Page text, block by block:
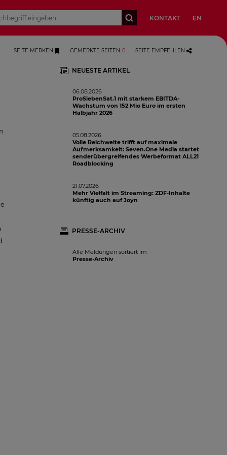
KONTAKT EN
SEITE MERKEN GEMERKTE SEITEN:0 SEITE EMPFEHLEN
NEUESTE ARTIKEL
06.08.2026
ProSiebenSat.1 mit starkem EBITDA-
Wachstum von 152 Mio Euro im ersten
Halbjahr 2026
05.08.2026
Volle Reichweite trifft auf maximale
Aufmerksamkeit: Seven.One Media startet
senderübergreifendes Werbeformat ALL21
Roadblocking
21.07.2026
Mehr Vielfalt im Streaming: ZDF-Inhalte
künftig auch auf Joyn
PRESSE-ARCHIV
Alle Meldungen sortiert im
Presse-Archiv